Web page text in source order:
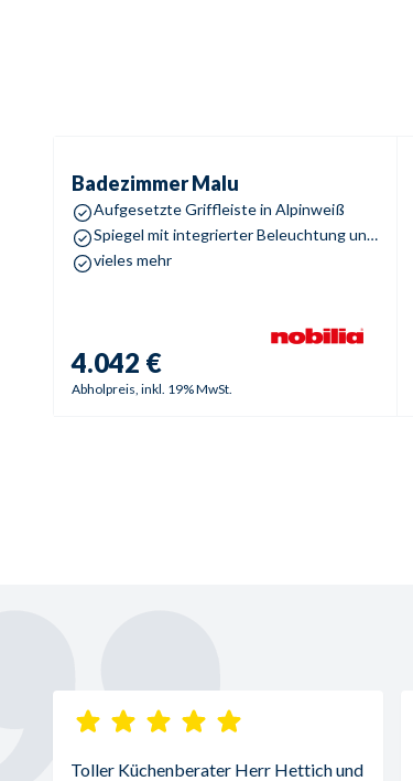
BadezimmerMalu
Aufgesetzte Griffleiste in Alpinweiß
Spiegel mit integrierter Beleuchtung und Touch-Funktion
vieles mehr
4.042 €
Abholpreis, inkl. 19% MwSt.
Toller Küchenberater Herr Hettich und